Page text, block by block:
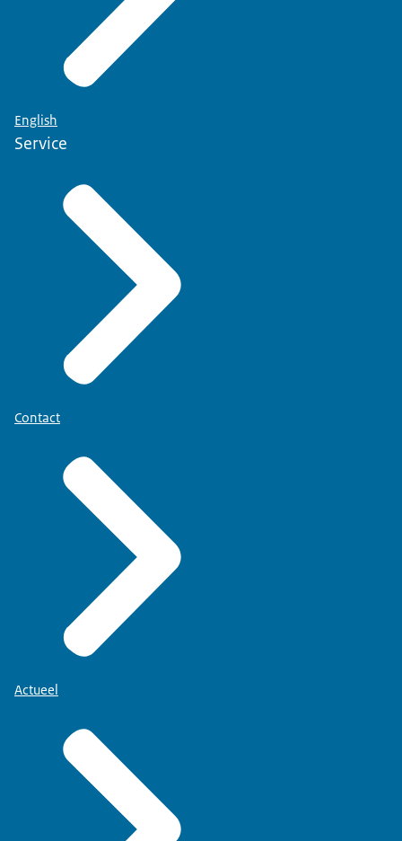
English
Service
Contact
Actueel